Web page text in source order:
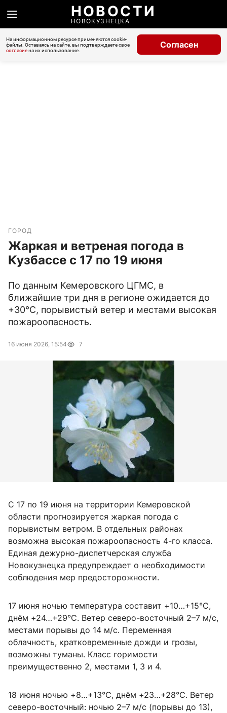
НОВОСТИ
НОВОКУЗНЕЦКА
На информационном ресурсе применяются cookie-
файлы. Оставаясь на сайте, вы подтверждаете свое
согласиена их использование.
Согласен
ГОРОД
Жаркая и ветреная погода в
Кузбассе с 17 по 19 июня
По данным Кемеровского ЦГМС, в
ближайшие три дня в регионе ожидается до
+30°C, порывистый ветер и местами высокая
пожароопасность.
16 июня 2026, 15:54 7
С 17 по 19 июня на территории Кемеровской
области прогнозируется жаркая погода с
порывистым ветром. В отдельных районах
возможна высокая пожароопасность 4-го класса.
Единая дежурно-диспетчерская служба
Новокузнецка предупреждает о необходимости
соблюдения мер предосторожности.
17 июня ночью температура составит +10…+15°C,
днём +24…+29°C. Ветер северо-восточный 2–7 м/с,
местами порывы до 14 м/с. Переменная
облачность, кратковременные дожди и грозы,
возможны туманы. Класс горимости
преимущественно 2, местами 1, 3 и 4.
18 июня ночью +8…+13°C, днём +23…+28°C. Ветер
северо-восточный: ночью 2–7 м/с (порывы до 13),